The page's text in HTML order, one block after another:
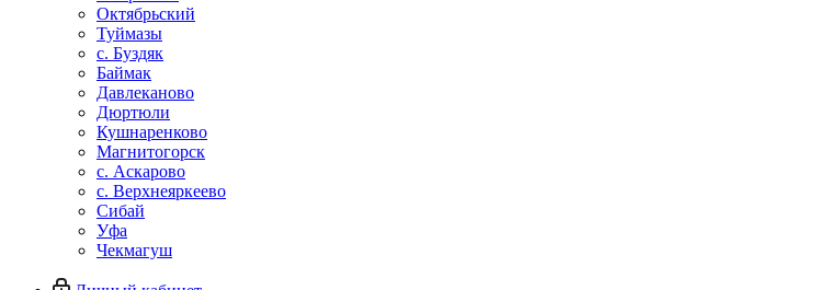
Октябрьский
Туймазы
c. Буздяк
Баймак
Давлеканово
Дюртюли
Кушнаренково
Магнитогорск
с. Аскарово
с. Верхнеяркеево
Сибай
Уфа
Чекмагуш